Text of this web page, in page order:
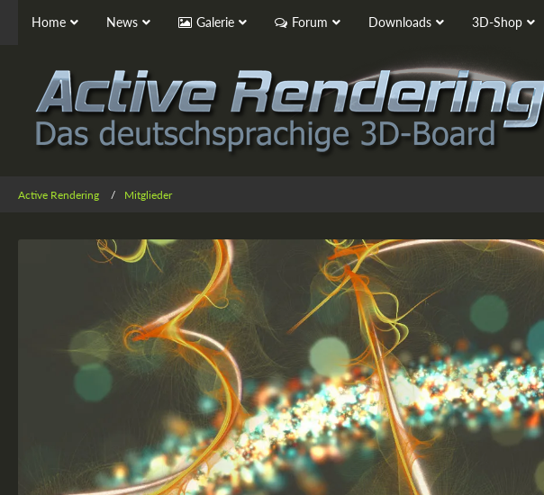
Home News Galerie Forum Downloads 3D-Shop
Active Rendering Mitglieder